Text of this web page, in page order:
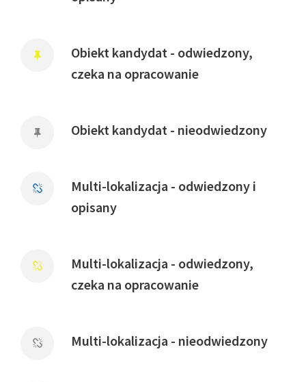
Obiekt kandydat - odwiedzony,
czeka na opracowanie
Obiekt kandydat - nieodwiedzony
Multi-lokalizacja - odwiedzony i
opisany
Multi-lokalizacja - odwiedzony,
czeka na opracowanie
Multi-lokalizacja - nieodwiedzony